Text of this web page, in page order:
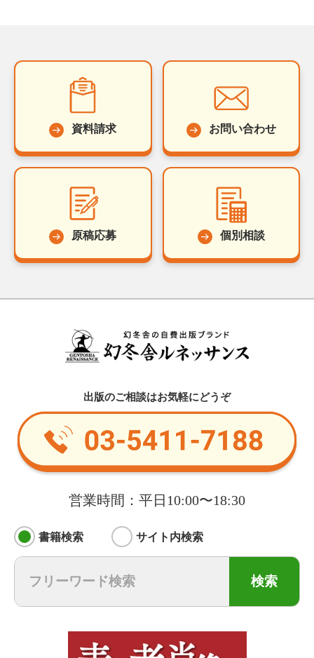
資料請求 お問い合わせ
原稿応募 個別相談
出版のご相談はお気軽にどうぞ
営業時間：平日10:00〜18:30
書籍検索 サイト内検索
検索